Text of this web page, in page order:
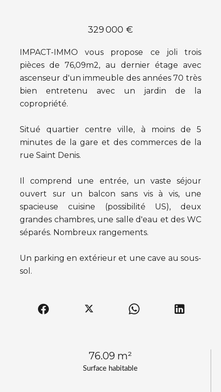
Surface habitable
76.09 m²
329 000 €
IMPACT-IMMO vous propose ce joli trois
pièces de 76,09m2, au dernier étage avec
ascenseur d'un immeuble des années 70 très
bien entretenu avec un jardin de la
copropriété.
Situé quartier centre ville, à moins de 5
minutes de la gare et des commerces de la
rue Saint Denis.
Il comprend une entrée, un vaste séjour
ouvert sur un balcon sans vis à vis, une
spacieuse cuisine (possibilité US), deux
grandes chambres, une salle d'eau et des WC
séparés. Nombreux rangements.
Un parking en extérieur et une cave au sous-
sol.